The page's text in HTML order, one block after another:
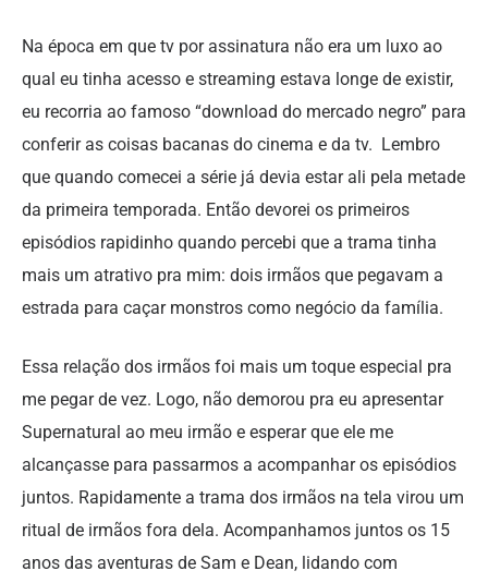
Na época em que tv por assinatura não era um luxo ao
qual eu tinha acesso e streaming estava longe de existir,
eu recorria ao famoso “download do mercado negro” para
conferir as coisas bacanas do cinema e da tv. Lembro
que quando comecei a série já devia estar ali pela metade
da primeira temporada. Então devorei os primeiros
episódios rapidinho quando percebi que a trama tinha
mais um atrativo pra mim: dois irmãos que pegavam a
estrada para caçar monstros como negócio da família.
Essa relação dos irmãos foi mais um toque especial pra
me pegar de vez. Logo, não demorou pra eu apresentar
Supernatural ao meu irmão e esperar que ele me
alcançasse para passarmos a acompanhar os episódios
juntos. Rapidamente a trama dos irmãos na tela virou um
ritual de irmãos fora dela. Acompanhamos juntos os 15
anos das aventuras de Sam e Dean, lidando com